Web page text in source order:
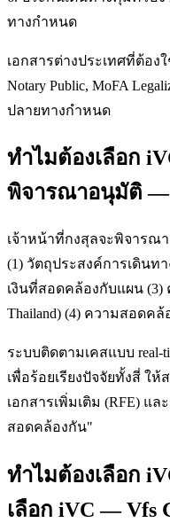
ทางกำหนด
เอกสารต่างประเทศที่ต้อง
Notary Public, MoFA
ปลายทางกำหนด
ทำไมต้องเลือก
พิจารณาอนุมัติ —
เจ้าหน้าที่กงสุลจะพิจารณ
(1) วัตถุประสงค์การเดินท
เงินที่สอดคล้องกับแผน (3)
Thailand) (4) ความสอดค
ระบบติดตามเคสแบบ real-
เพื่อร้อยเรียงปัจจัยทั้งสี่ ใ
เอกสารเพิ่มเติม (RFE) แ
สอดคล้องกัน"
ทำไมต้องเลือก
เลือก iVC — Vfs